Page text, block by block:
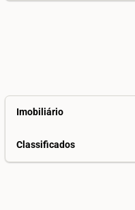
Imobiliário
Classificados